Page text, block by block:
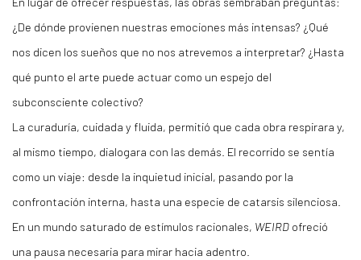
¿De dónde provienen nuestras emociones más intensas? ¿Qué
nos dicen los sueños que no nos atrevemos a interpretar? ¿Hasta
qué punto el arte puede actuar como un espejo del
subconsciente colectivo?
La curaduría, cuidada y fluida, permitió que cada obra respirara y,
al mismo tiempo, dialogara con las demás. El recorrido se sentía
como un viaje: desde la inquietud inicial, pasando por la
confrontación interna, hasta una especie de catarsis silenciosa.
En un mundo saturado de estímulos racionales, WEIRD ofreció
una pausa necesaria para mirar hacia adentro.